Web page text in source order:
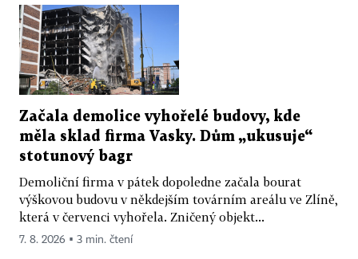
Začala demolice vyhořelé budovy, kde
měla sklad firma Vasky. Dům „ukusuje“
stotunový bagr
Demoliční firma v pátek dopoledne začala bourat
výškovou budovu v někdejším továrním areálu ve Zlíně,
která v červenci vyhořela. Zničený objekt...
7. 8. 2026 ▪ 3 min. čtení